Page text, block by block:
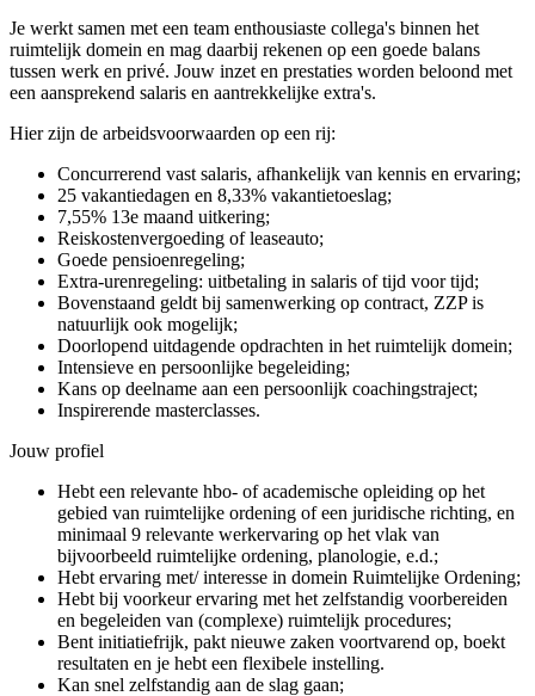
Je werkt samen met een team enthousiaste collega's binnen het
ruimtelijk domein en mag daarbij rekenen op een goede balans
tussen werk en privé. Jouw inzet en prestaties worden beloond met
een aansprekend salaris en aantrekkelijke extra's.
Hier zijn de arbeidsvoorwaarden op een rij:
Concurrerend vast salaris, afhankelijk van kennis en ervaring;
25 vakantiedagen en 8,33% vakantietoeslag;
7,55% 13e maand uitkering;
Reiskostenvergoeding of leaseauto;
Goede pensioenregeling;
Extra-urenregeling: uitbetaling in salaris of tijd voor tijd;
Bovenstaand geldt bij samenwerking op contract, ZZP is
natuurlijk ook mogelijk;
Doorlopend uitdagende opdrachten in het ruimtelijk domein;
Intensieve en persoonlijke begeleiding;
Kans op deelname aan een persoonlijk coachingstraject;
Inspirerende masterclasses.
Jouw profiel
Hebt een relevante hbo- of academische opleiding op het
gebied van ruimtelijke ordening of een juridische richting, en
minimaal 9 relevante werkervaring op het vlak van
bijvoorbeeld ruimtelijke ordening, planologie, e.d.;
Hebt ervaring met/ interesse in domein Ruimtelijke Ordening;
Hebt bij voorkeur ervaring met het zelfstandig voorbereiden
en begeleiden van (complexe) ruimtelijk procedures;
Bent initiatiefrijk, pakt nieuwe zaken voortvarend op, boekt
resultaten en je hebt een flexibele instelling.
Kan snel zelfstandig aan de slag gaan;